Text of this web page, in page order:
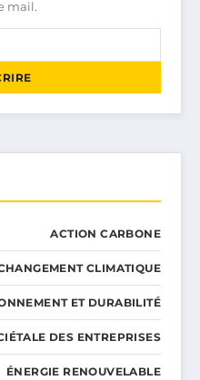
mail.
ACTION CARBONE
CLIMATIQUE
ET DURABILITÉ
DES ENTREPRISES
ÉNERGIE RENOUVELABLE